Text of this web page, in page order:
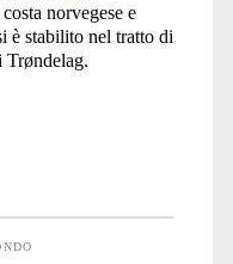
norvegese e
è stabilito nel tratto di
Trøndelag.